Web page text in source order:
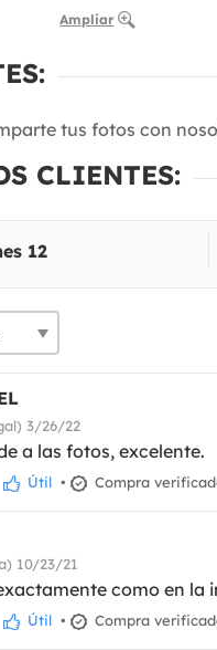
Ampliar
tus fotos con
CLIENTES:
12
3/26/22
a las fotos, excelente.
Útil • Compra
10/23/21
como en la
Útil • Compra